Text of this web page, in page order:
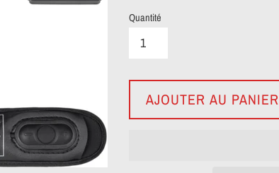
Quantité
AJOUTER AU PANIER